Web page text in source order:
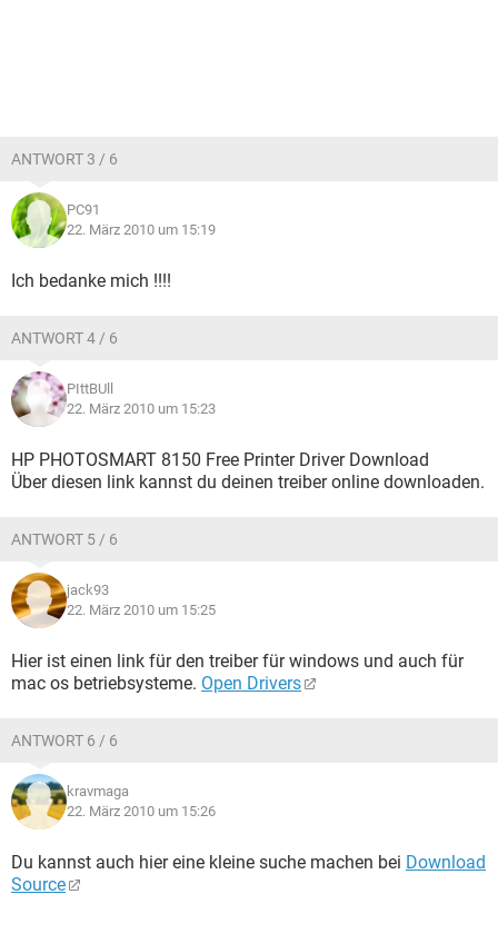
ANTWORT 3 / 6
PC91
22. März 2010 um 15:19
Ich bedanke mich !!!!
ANTWORT 4 / 6
PIttBUll
22. März 2010 um 15:23
HP PHOTOSMART 8150 Free Printer Driver Download
Über diesen link kannst du deinen treiber online downloaden.
ANTWORT 5 / 6
jack93
22. März 2010 um 15:25
Hier ist einen link für den treiber für windows und auch für
mac os betriebsysteme. Open Drivers
ANTWORT 6 / 6
kravmaga
22. März 2010 um 15:26
Du kannst auch hier eine kleine suche machen bei Download
Source